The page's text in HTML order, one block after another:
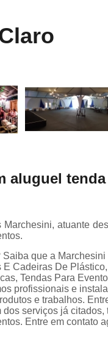
aluguel
atuante
que a
Cadeiras De
Tendas Para
profissionais e
e trabalhos.
serviços já citados,
Entre em contato